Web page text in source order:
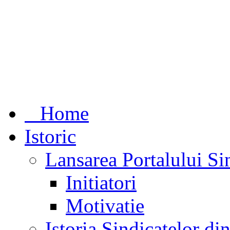
Home
Istoric
Lansarea Portalului
Initiatori
Motivatie